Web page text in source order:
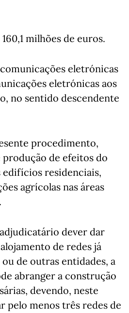
milhões de euros.
eletrónicas
eletrónicas aos
no sentido descendente
procedimento,
produção de efeitos do
residenciais,
agrícolas nas áreas
dever dar
de redes já
de outras entidades, a
abranger a construção
devendo, neste
pelo menos três redes de